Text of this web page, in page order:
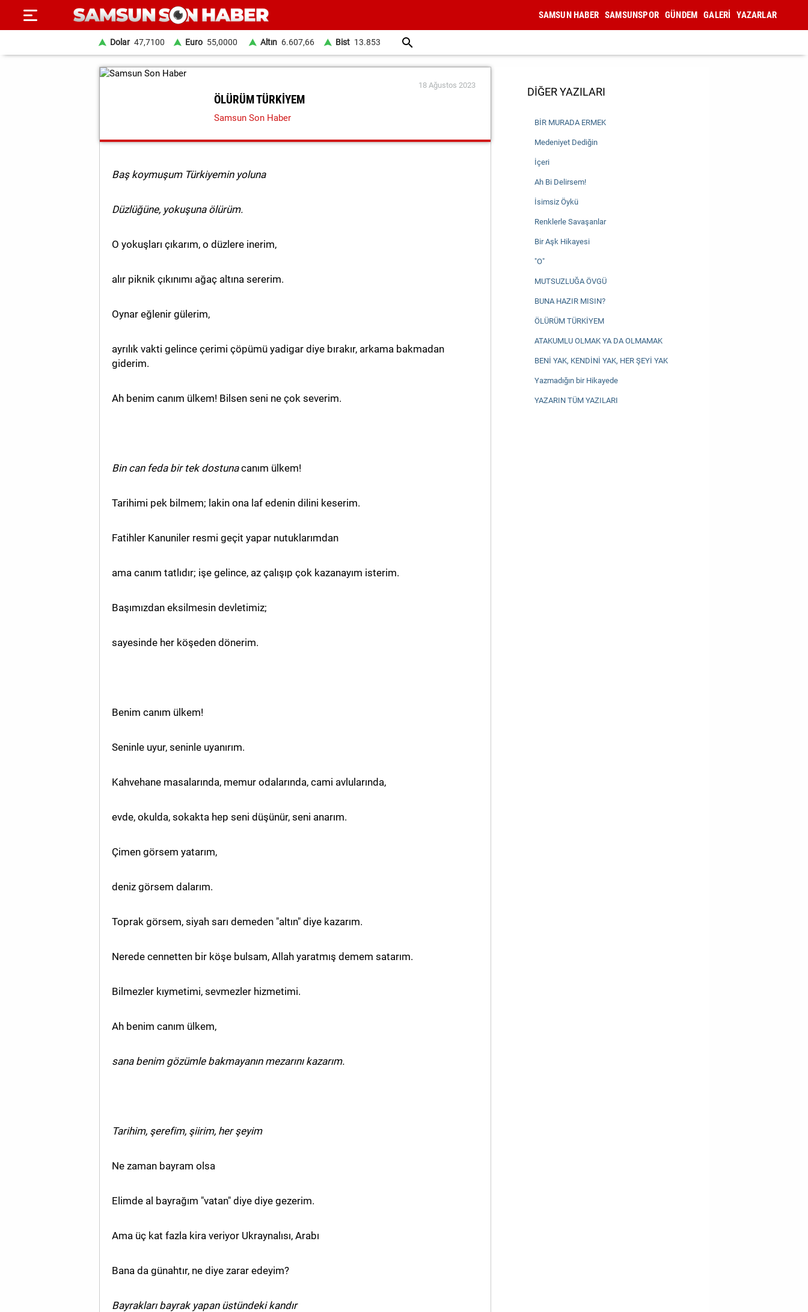
SAMSUN HABER SAMSUNSPOR GÜNDEM GALERİ YAZARLAR
Dolar 47,7100 Euro 55,0000 Altın 6.607,66 Bist 13.853
18 Ağustos 2023
ÖLÜRÜM TÜRKİYEM
Samsun Son Haber
Baş koymuşum Türkiyemin yoluna
Düzlüğüne, yokuşuna ölürüm.
O yokuşları çıkarım, o düzlere inerim,
alır piknik çıkınımı ağaç altına sererim.
Oynar eğlenir gülerim,
ayrılık vakti gelince çerimi çöpümü yadigar diye bırakır, arkama bakmadan
giderim.
Ah benim canım ülkem! Bilsen seni ne çok severim.
Bin can feda bir tek dostunacanım ülkem!
Tarihimi pek bilmem; lakin ona laf edenin dilini keserim.
Fatihler Kanuniler resmi geçit yapar nutuklarımdan
ama canım tatlıdır; işe gelince, az çalışıp çok kazanayım isterim.
Başımızdan eksilmesin devletimiz;
sayesinde her köşeden dönerim.
Benim canım ülkem!
Seninle uyur, seninle uyanırım.
Kahvehane masalarında, memur odalarında, cami avlularında,
evde, okulda, sokakta hep seni düşünür, seni anarım.
Çimen görsem yatarım,
deniz görsem dalarım.
Toprak görsem, siyah sarı demeden "altın" diye kazarım.
Nerede cennetten bir köşe bulsam, Allah yaratmış demem satarım.
Bilmezler kıymetimi, sevmezler hizmetimi.
Ah benim canım ülkem,
sana benim gözümle bakmayanın mezarını kazarım.
Tarihim, şerefim, şiirim, her şeyim
Ne zaman bayram olsa
Elimde al bayrağım "vatan" diye diye gezerim.
Ama üç kat fazla kira veriyor Ukraynalısı, Arabı
Bana da günahtır, ne diye zarar edeyim?
Bayrakları bayrak yapan üstündeki kandır
DİĞER YAZILARI
BİR MURADA ERMEK
Medeniyet Dediğin
İçeri
Ah Bi Delirsem!
İsimsiz Öykü
Renklerle Savaşanlar
Bir Aşk Hikayesi
"O"
MUTSUZLUĞA ÖVGÜ
BUNA HAZIR MISIN?
ÖLÜRÜM TÜRKİYEM
ATAKUMLU OLMAK YA DA OLMAMAK
BENİ YAK, KENDİNİ YAK, HER ŞEYİ YAK
Yazmadığın bir Hikayede
YAZARIN TÜM YAZILARI